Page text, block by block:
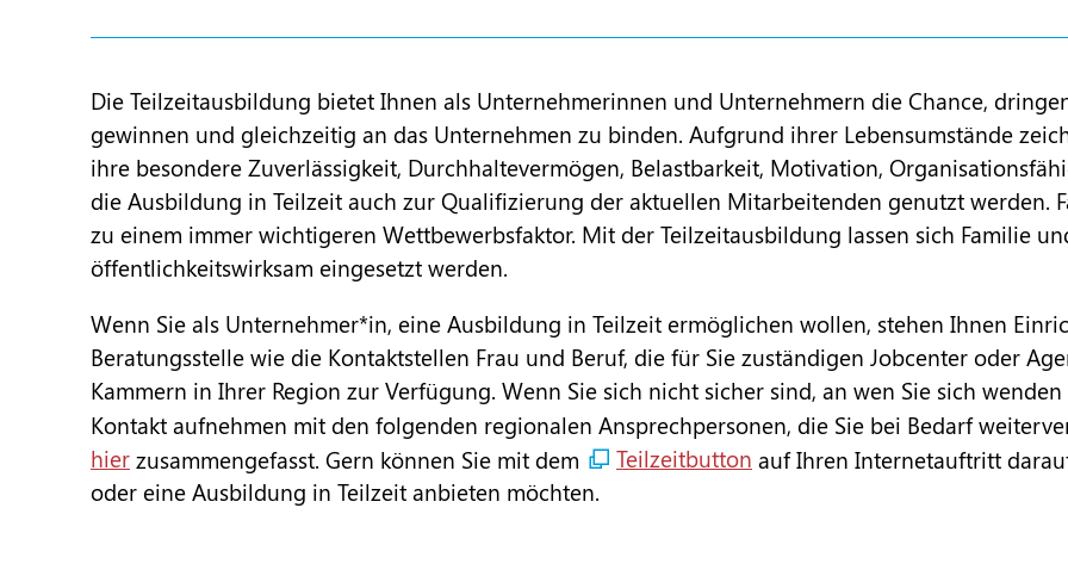
Die Teilzeitausbildung bietet Ihnen als Unternehmerinnen und Unternehmern die Chance,
gewinnen und gleichzeitig an das Unternehmen zu binden. Aufgrund ihrer Lebensumstände
ihre besondere Zuverlässigkeit, Durchhaltevermögen, Belastbarkeit, Motivation,
die Ausbildung in Teilzeit auch zur Qualifizierung der aktuellen Mitarbeitenden genutzt
zu einem immer wichtigeren Wettbewerbsfaktor. Mit der Teilzeitausbildung lassen sich Familie
öffentlichkeitswirksam eingesetzt werden.
Wenn Sie als Unternehmer*in, eine Ausbildung in Teilzeit ermöglichen wollen, stehen Ihnen
Beratungsstelle wie die Kontaktstellen Frau und Beruf, die für Sie zuständigen Jobcenter oder
Kammern in Ihrer Region zur Verfügung. Wenn Sie sich nicht sicher sind, an wen Sie sich
Kontakt aufnehmen mit den folgenden regionalen Ansprechpersonen, die Sie bei Bedarf
hierzusammengefasst. Gern können Sie mit dem Teilzeitbutton auf Ihren Internetauftritt
oder eine Ausbildung in Teilzeit anbieten möchten.